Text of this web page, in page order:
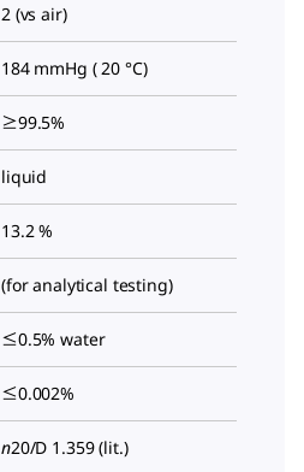
2 (vs air)
184 mmHg ( 20 °C)
≥99.5%
liquid
13.2 %
(for analytical testing)
≤0.5% water
≤0.002%
n20/D 1.359 (lit.)